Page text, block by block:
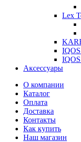
Lex
Аксессуары
О компании
Каталог
Оплата
Доставка
Контакты
Как купить
Наш магазин